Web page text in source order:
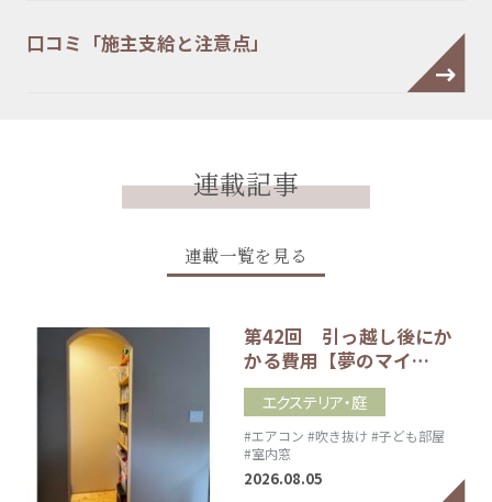
口コミ「施主支給と注意点」
連載記事
連載一覧を見る
第42回 引っ越し後にか
かる費用【夢のマイ…
エクステリア・庭
#エアコン #吹き抜け #子ども部屋
#室内窓
2026.08.05